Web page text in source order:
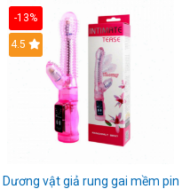
-13%
4.5
Dương vật giả rung gai mềm pin